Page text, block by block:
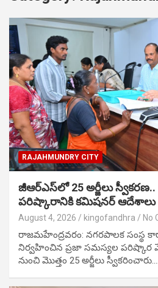
RAJAHMUNDRY CITY
జీఆర్ఎస్‌లో 25 అర్జీలు
పరిష్కారానికి కమిషనర్ ఆదేశాలు
August 4, 2026 kingofandhra No
రాజమహేంద్రవరం: నగరపాలక
నిర్వహించిన ప్రజా సమస్యల పరిష్కార
నుంచి మొత్తం 25 అర్జీలు స్వీకరించారు.…